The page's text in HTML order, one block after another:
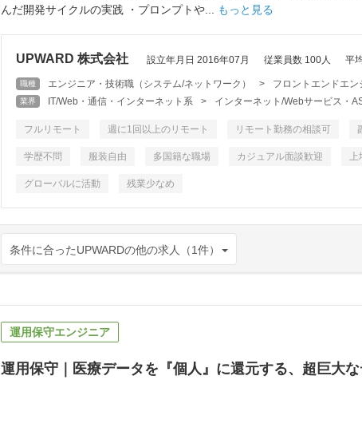
んだ開発サイクルの実践 ・プロンプトや...
もっと見る
UPWARD 株式会社 設立年月日 2016年07月 従業員数 100人 平
職種 エンジニア・技術職（システム/ネットワーク） > フロントエンドエン
業界 IT/Web・通信・インターネット系 > インターネット/Webサービス・
フルリモート 週に1回以上のリモート リモート勤務の相談可
学歴不問 服装自由 多国籍な職場 カジュアル面談歓迎
グローバルに活動 残業少なめ
条件に合ったUPWARDの他の求人（1件）
運用保守エンジニア
運用保守｜医療データを『個人』に還元する、超巨大な